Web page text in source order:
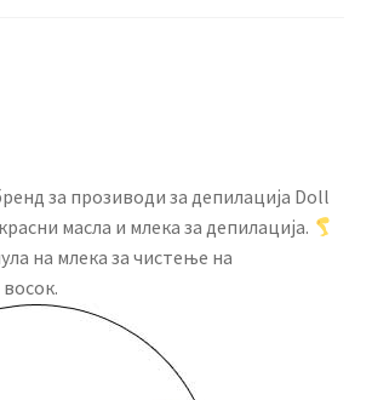
за прозиводи за депилација Doll
масла и млека за депилација.
на млека за чистење на